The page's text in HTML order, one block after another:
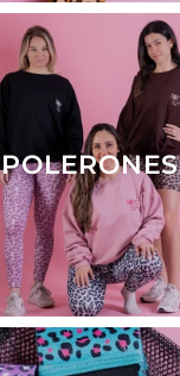
POLERONES